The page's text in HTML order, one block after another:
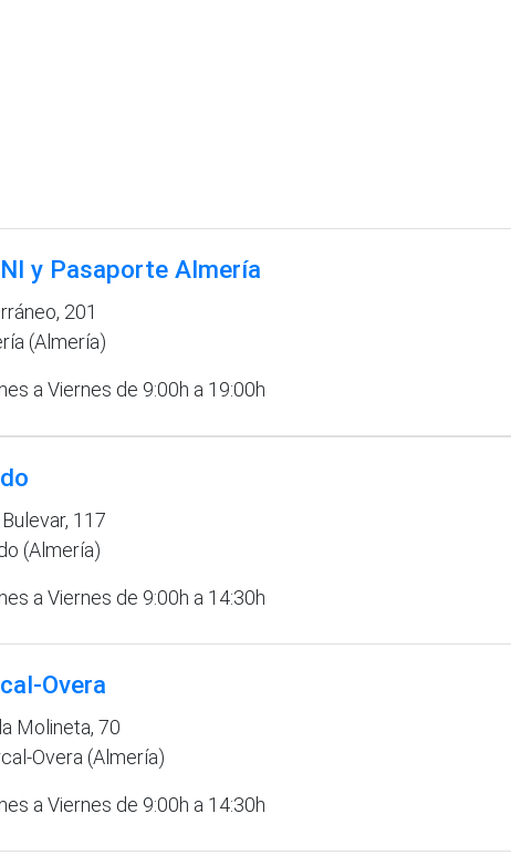
y Pasaporte Almería
201
(Almería)
a Viernes de 9:00h a 19:00h
117
(Almería)
a Viernes de 9:00h a 14:30h
Overa
Molineta, 70
Overa (Almería)
a Viernes de 9:00h a 14:30h